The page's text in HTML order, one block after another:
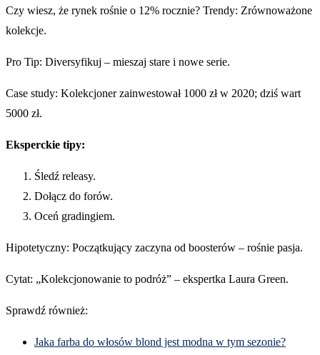
Czy wiesz, że rynek rośnie o 12% rocznie? Trendy: Zrównoważone
kolekcje.
Pro Tip: Diversyfikuj – mieszaj stare i nowe serie.
Case study: Kolekcjoner zainwestował 1000 zł w 2020; dziś wart
5000 zł.
Eksperckie tipy:
Śledź releasy.
Dołącz do forów.
Oceń gradingiem.
Hipotetyczny: Początkujący zaczyna od boosterów – rośnie pasja.
Cytat: „Kolekcjonowanie to podróż” – ekspertka Laura Green.
Sprawdź również:
Jaka farba do włosów blond jest modna w tym sezonie?